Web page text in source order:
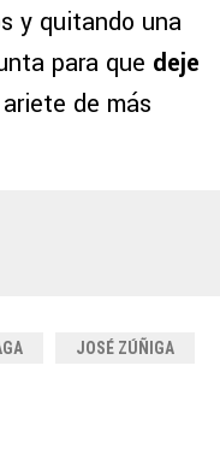
y quitando una
para que deje
de más
JOSÉ ZÚÑIGA